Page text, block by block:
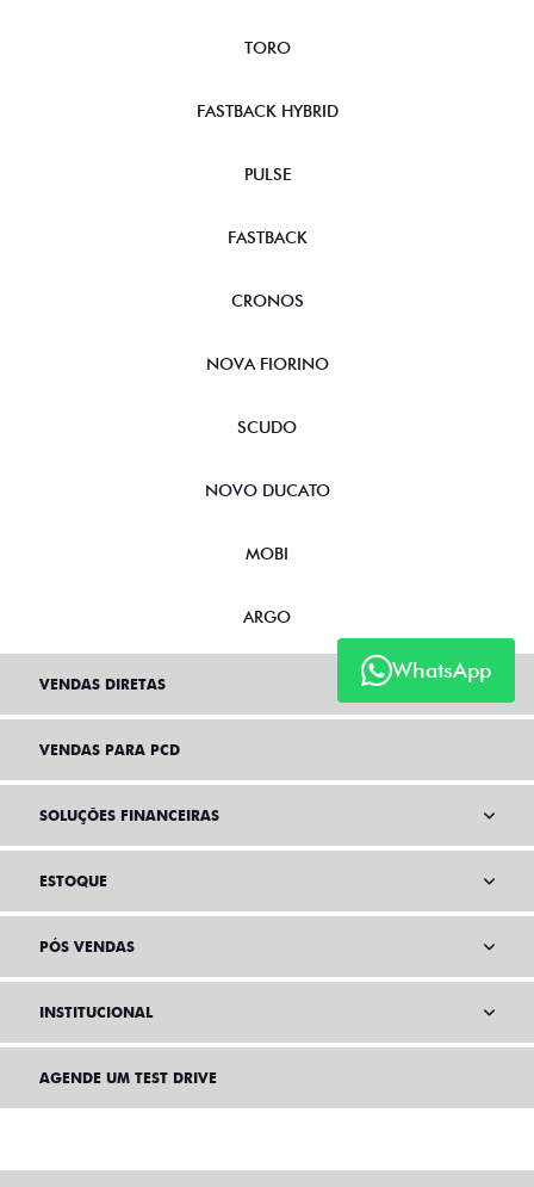
WhatsApp
TORO
FASTBACK HYBRID
PULSE
FASTBACK
CRONOS
NOVA FIORINO
SCUDO
NOVO DUCATO
MOBI
ARGO
VENDAS DIRETAS
VENDAS PARA PCD
SOLUÇÕES FINANCEIRAS
ESTOQUE
PÓS VENDAS
INSTITUCIONAL
AGENDE UM TEST DRIVE